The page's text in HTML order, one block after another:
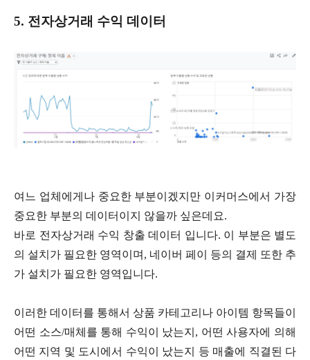
5. 전자상거래 수익 데이터
여느 업체에게나 중요한 부분이겠지만 이커머스에서 가장
중요한 부분의 데이터이지 않을까 싶은데요.
바로 전자상거래 수익 창출 데이터 입니다. 이 부분은 별도
의 설치가 필요한 영역이며, 네이버 페이 등의 결제 또한 추
가 설치가 필요한 영역입니다.
이러한 데이터를 통해서 상품 카테고리나 아이템 항목들이
어떤 소스/매체를 통해 수익이 났는지, 어떤 사용자에 의해
어떤 지역 및 도시에서 수익이 났는지 등 매출에 직결된 다